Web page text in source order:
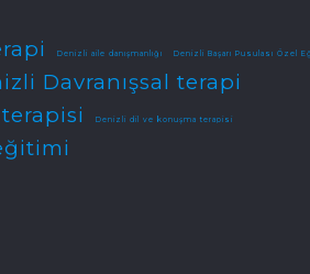
Denizli aile danışmanlığı Denizli Başarı Pusulası Özel
Davranışsal terapi
Denizli dil ve konuşma terapisi